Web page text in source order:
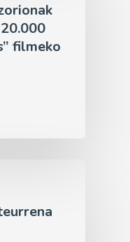
filmeko